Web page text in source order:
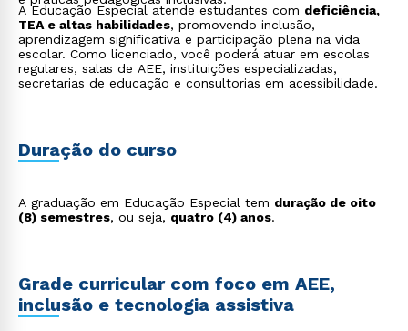
A Educação Especial atende estudantes com deficiência,
TEA e altas habilidades, promovendo inclusão,
aprendizagem significativa e participação plena na vida
escolar. Como licenciado, você poderá atuar em escolas
regulares, salas de AEE, instituições especializadas,
secretarias de educação e consultorias em acessibilidade.
Duração do curso
A graduação em Educação Especial tem duração de oito
(8) semestres, ou seja, quatro (4) anos.
Grade curricular com foco em AEE,
inclusão e tecnologia assistiva